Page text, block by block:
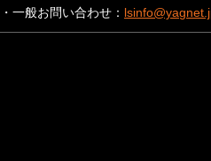
・一般お問い合わせ：